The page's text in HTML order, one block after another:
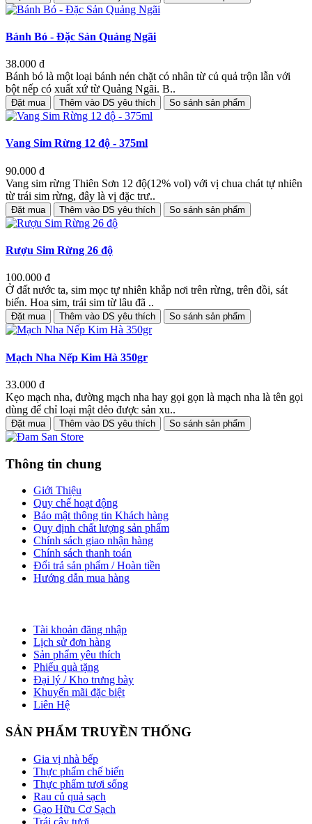
Bánh Bó - Đặc Sản Quảng Ngãi
38.000 đ
Bánh bó là một loại bánh nén chặt có nhân từ củ quả trộn lẫn với
bột nếp có xuất xứ từ Quảng Ngãi. B..
Đặt mua Thêm vào DS yêu thích So sánh sản phẩm
Vang Sim Rừng 12 độ - 375ml
90.000 đ
Vang sim rừng Thiên Sơn 12 độ(12% vol) với vị chua chát tự nhiên
từ trái sim rừng, đây là vị đặc trư..
Đặt mua Thêm vào DS yêu thích So sánh sản phẩm
Rượu Sim Rừng 26 độ
100.000 đ
Ở đất nước ta, sim mọc tự nhiên khắp nơi trên rừng, trên đồi, sát
biển. Hoa sim, trái sim từ lâu đã ..
Đặt mua Thêm vào DS yêu thích So sánh sản phẩm
Mạch Nha Nếp Kim Hà 350gr
33.000 đ
Kẹo mạch nha, đường mạch nha hay gọi gọn là mạch nha là tên gọi
dùng để chỉ loại mật dẻo được sản xu..
Đặt mua Thêm vào DS yêu thích So sánh sản phẩm
Thông tin chung
Giới Thiệu
Quy chế hoạt động
Bảo mật thông tin Khách hàng
Quy định chất lượng sản phẩm
Chính sách giao nhận hàng
Chính sách thanh toán
Đổi trả sản phẩm / Hoàn tiền
Hướng dẫn mua hàng
Tài khoản đăng nhập
Lịch sử đơn hàng
Sản phẩm yêu thích
Phiếu quà tặng
Đại lý / Kho trưng bày
Khuyến mãi đặc biệt
Liên Hệ
SẢN PHẨM TRUYỀN THỐNG
Gia vị nhà bếp
Thực phẩm chế biến
Thực phẩm tươi sống
Rau củ quả sạch
Gạo Hữu Cơ Sạch
Trái cây tươi